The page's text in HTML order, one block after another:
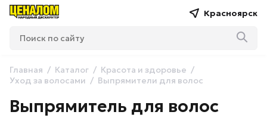
Красноярск
Главная Каталог
Красота и здоровье
Уход за волосами
Выпрямители для волос
Выпрямитель для волос